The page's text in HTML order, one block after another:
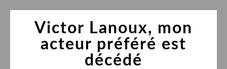
Victor Lanoux, mon
acteur préféré est
décédé